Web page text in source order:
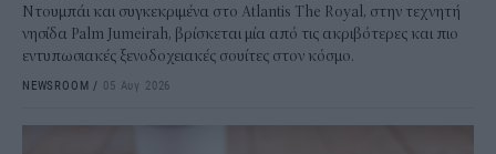
Ντουμπάι και συγκεκριμένα στο Atlantis The Royal, στην τεχνητή
νησίδα Palm Jumeirah, βρίσκεται μία από τις ακριβότερες και πιο
εντυπωσιακές ξενοδοχειακές σουίτες στον κόσμο.
NEWSROOM / 05 Αυγ 2026